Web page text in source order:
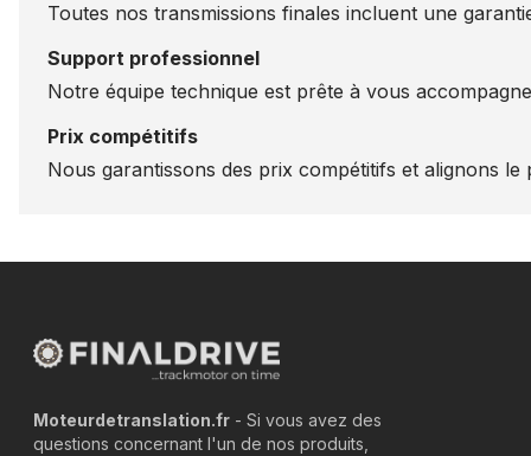
Toutes nos transmissions finales incluent une
Support professionnel
Notre équipe technique est prête à vous
Prix compétitifs
Nous garantissons des prix compétitifs et alignons
Moteurdetranslation.fr - Si vous avez des
questions concernant l'un de nos produits,